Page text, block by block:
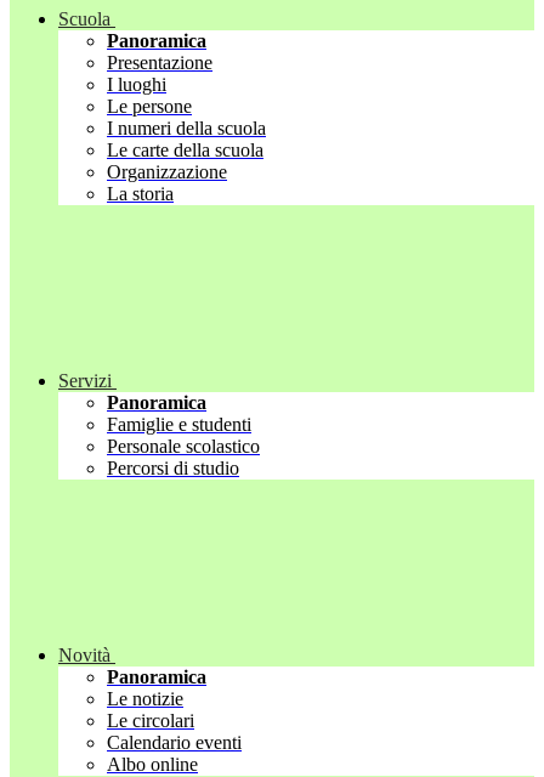
Scuola
Panoramica
Presentazione
I luoghi
Le persone
I numeri della scuola
Le carte della scuola
Organizzazione
La storia
Servizi
Panoramica
Famiglie e studenti
Personale scolastico
Percorsi di studio
Novità
Panoramica
Le notizie
Le circolari
Calendario eventi
Albo online